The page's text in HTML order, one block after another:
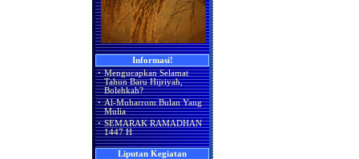
Informasi!
· Mengucapkan Selamat
Tahun Baru Hijriyah,
Bolehkah?
· Al-Muharrom Bulan Yang
Mulia
· SEMARAK RAMADHAN
1447 H
Liputan Kegiatan